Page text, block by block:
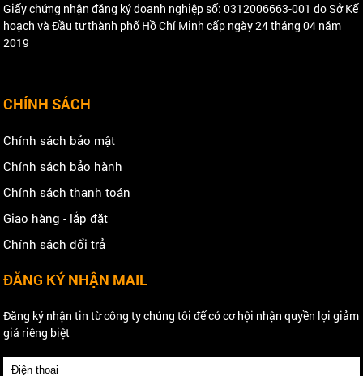
Giấy chứng nhận đăng ký doanh nghiệp số: 0312006663-001 do Sở Kế
hoạch và Đầu tư thành phố Hồ Chí Minh cấp ngày 24 tháng 04 năm
2019
CHÍNH SÁCH
Chính sách bảo mật
Chính sách bảo hành
Chính sách thanh toán
Giao hàng - lắp đặt
Chính sách đổi trả
ĐĂNG KÝ NHẬN MAIL
Đăng ký nhận tin từ công ty chúng tôi để có cơ hội nhận quyền lợi giảm
giá riêng biệt